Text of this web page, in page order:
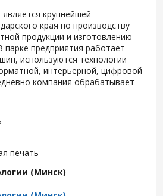
крупнейшей
края по производству
продукции и изготовлению
предприятия работает
используются технологии
интерьерной, цифровой
компания обрабатывает
печать
(Минск)